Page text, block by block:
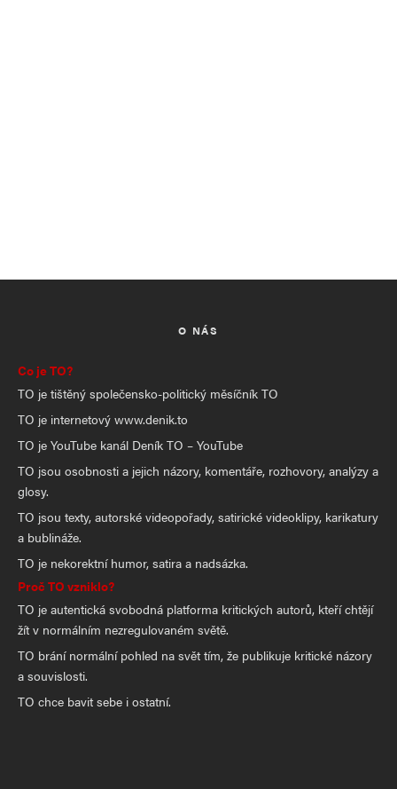
O NÁS
Co je TO?
TO je tištěný společensko-politický měsíčník TO
TO je internetový www.denik.to
TO je YouTube kanál Deník TO – YouTube
TO jsou osobnosti a jejich názory, komentáře, rozhovory, analýzy a
glosy.
TO jsou texty, autorské videopořady, satirické videoklipy, karikatury
a bublináže.
TO je nekorektní humor, satira a nadsázka.
Proč TO vzniklo?
TO je autentická svobodná platforma kritických autorů, kteří chtějí
žít v normálním nezregulovaném světě.
TO brání normální pohled na svět tím, že publikuje kritické názory
a souvislosti.
TO chce bavit sebe i ostatní.